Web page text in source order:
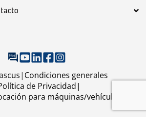
Condiciones generales
de Privacidad
para máquinas/vehículos